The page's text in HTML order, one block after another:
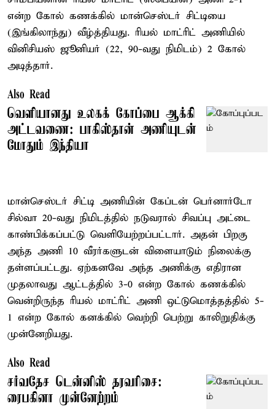
என்ற கோல் கணக்கில் மான்செஸ்டர் சிட்டியை
(இங்கிலாந்து) வீழ்த்தியது. ரியல் மாட்ரிட் அணியில்
வினிசியஸ் ஜூனியர் (22, 90-வது நிமிடம்) 2 கோல்
அடித்தார்.
Also Read
வெளியானது உலகக் கோப்பை ஆக்கி
அட்டவணை: பாகிஸ்தான் அணியுடன்
மோதும் இந்தியா
மான்செஸ்டர் சிட்டி அணியின் கேப்டன் பெர்னார்டோ
சில்வா 20-வது நிமிடத்தில் நடுவரால் சிவப்பு அட்டை
காண்பிக்கப்பட்டு வெளியேற்றப்பட்டார். அதன் பிறகு
அந்த அணி 10 வீரர்களுடன் விளையாடும் நிலைக்கு
தள்ளப்பட்டது. ஏற்கனவே அந்த அணிக்கு எதிரான
முதலாவது ஆட்டத்தில் 3-0 என்ற கோல் கணக்கில்
வென்றிருந்த ரியல் மாட்ரிட் அணி ஒட்டுமொத்தத்தில் 5-
1 என்ற கோல் கனக்கில் வெற்றி பெற்று காலிறுதிக்கு
முன்னேறியது.
Also Read
சர்வதேச டென்னிஸ் தரவரிசை:
ரைபகினா முன்னேற்றம்